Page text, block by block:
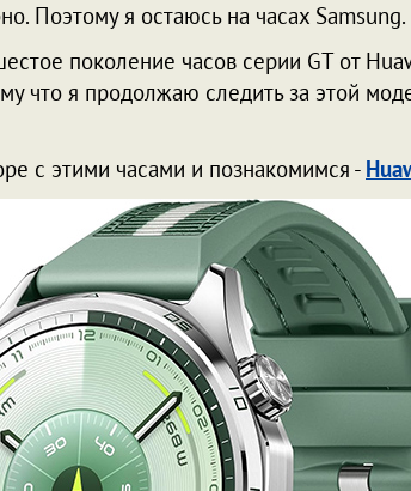
Поэтому я остаюсь на часах Samsung.
поколение часов серии GT от
что я продолжаю следить за этой
с этими часами и познакомимся -